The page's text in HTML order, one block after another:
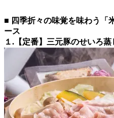
■ 四季折々の味覚を味わう「
ース
１.【定番】三元豚のせいろ